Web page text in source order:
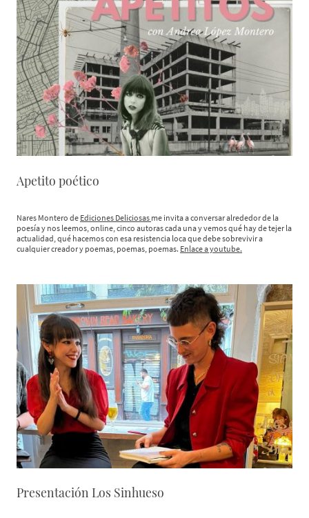
Apetito poético
Nares Montero de Ediciones Deliciosas me invita a conversar alrededor de la
poesía y nos leemos, online, cinco autoras cada una y vemos qué hay de tejer la
actualidad, qué hacemos con esa resistencia loca que debe sobrevivir a
cualquier creador y poemas, poemas, poemas. Enlace a youtube.
Presentación Los Sinhueso